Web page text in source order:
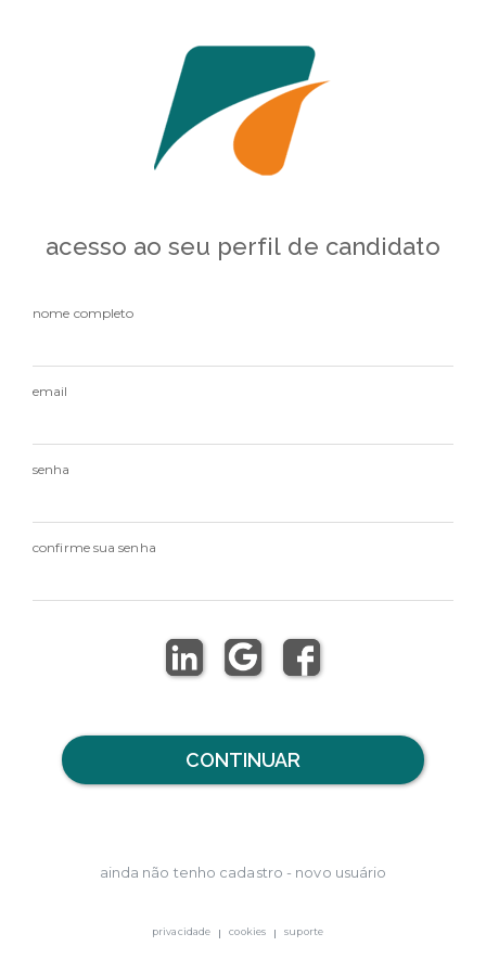
acesso ao seu perfil de candidato
nome completo
email
senha
confirme sua senha
CONTINUAR
ainda não tenho cadastro - novo usuário
privacidade cookies suporte